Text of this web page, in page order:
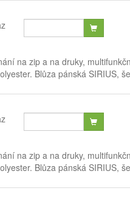
na zip a na druky,
Blůza pánská SIRIUS,
na zip a na druky,
Blůza pánská SIRIUS,